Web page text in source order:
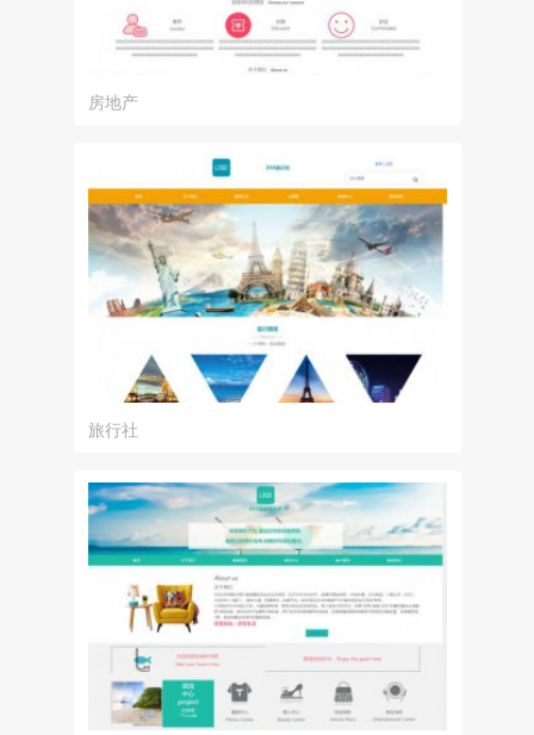
房地产
旅行社